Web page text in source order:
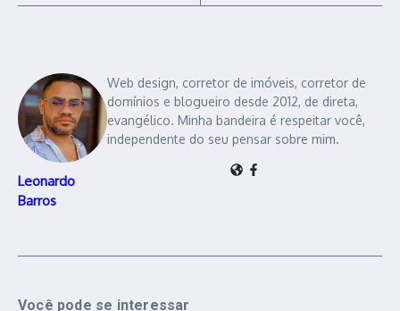
Leonardo
Barros
Web design, corretor de imóveis, corretor de
domínios e blogueiro desde 2012, de direta,
evangélico. Minha bandeira é respeitar você,
independente do seu pensar sobre mim.
Você pode se interessar